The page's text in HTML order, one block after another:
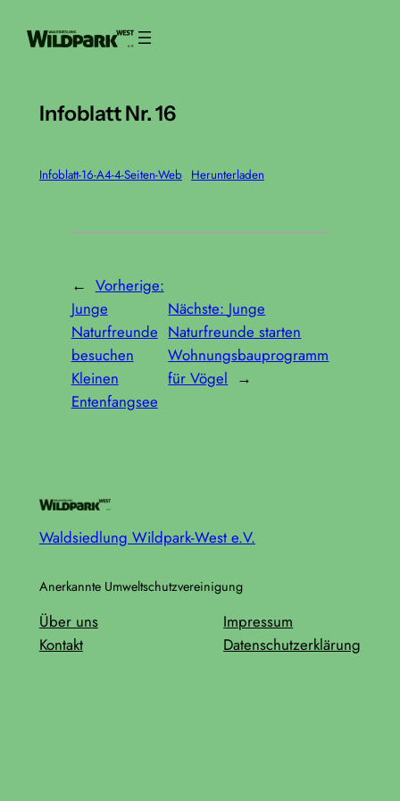
Inhalt
Infoblatt Nr. 16
Infoblatt-16-A4-4-Seiten-Web Herunterladen
← Vorherige:
Junge
Naturfreunde
besuchen
Kleinen
Entenfangsee
Nächste: Junge
Naturfreunde starten
Wohnungsbauprogramm
für Vögel →
Waldsiedlung Wildpark-West e.V.
Anerkannte Umweltschutzvereinigung
Über uns
Kontakt
Impressum
Datenschutzerklärung